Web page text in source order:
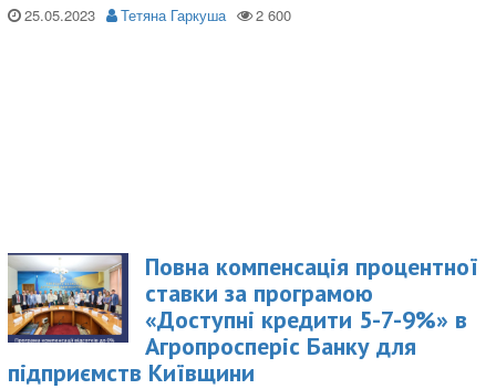
25.05.2023 Тетяна Гаркуша
Повна компенсація процентної
ставки за програмою
«Доступні кредити 5-7-9%» в
Агропросперіс Банку для
підприємств Київщини